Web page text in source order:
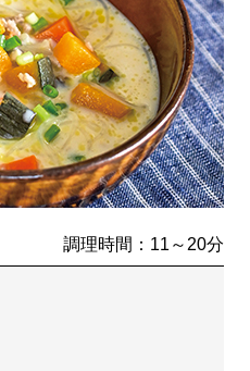
調理時間：11～20分